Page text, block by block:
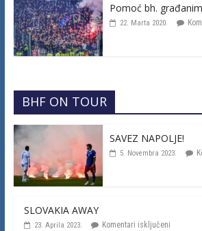
Pomoć bh.
22. Marta 2020.
BHF ON TOUR
SAVEZ NAPOLJE!
5. Novembra 2023.
SLOVAKIA AWAY
23. Aprila 2023. Komentari isključeni